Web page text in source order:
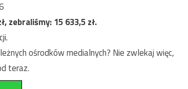
zebraliśmy:15 633,5zł.
ośrodków medialnych? Nie zwlekaj więc,
teraz.